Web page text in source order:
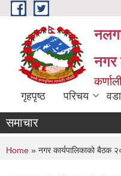
Skip to main content
नगर
गृहपृष्ठ परिचय
समाचार
You are here
Home » नगर कार्यपालिकाकाे बैठक